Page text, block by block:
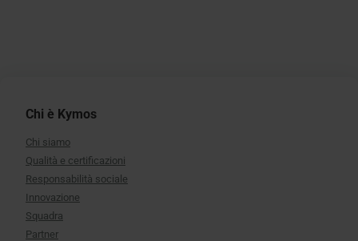
Chi è Kymos
Chi siamo
Qualità e certificazioni
Responsabilità sociale
Innovazione
Squadra
Partner